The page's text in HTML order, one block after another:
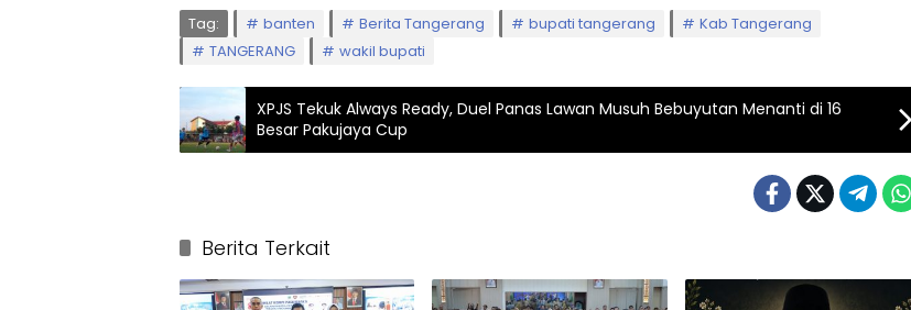
Tag: banten Berita Tangerang bupati tangerang
Kab Tangerang
TANGERANG
wakil bupati
XPJS Tekuk Always Ready, Duel Panas Lawan Musuh Bebuyutan Menanti di 16
Besar Pakujaya Cup
Berita Terkait